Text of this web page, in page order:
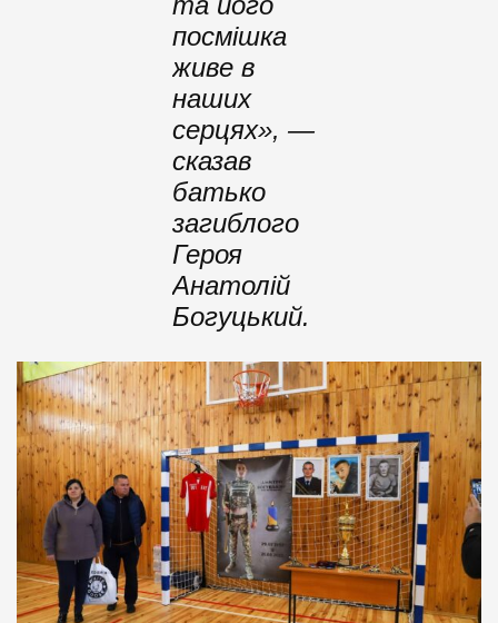
посмішка
живе в
наших
серцях», —
сказав
батько
загиблого
Героя
Анатолій
Богуцький.